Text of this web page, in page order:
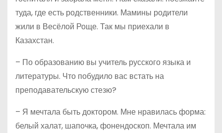
туда, где есть родственники. Мамины родители
жили в Весёлой Роще. Так мы приехали в
Казахстан.
– По образованию вы учитель русского языка и
литературы. Что побудило вас встать на
преподавательскую стезю?
– Я мечтала быть доктором. Мне нравилась форма:
белый халат, шапочка, фонендоскоп. Мечтала им